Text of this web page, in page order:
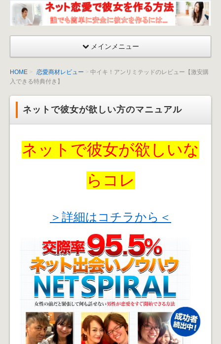
ネッ
ト恋
彼女
法〜
出会
い
方・
メインメニュー
HOME 恋愛商材レビュー
中イキ！アンリミテッドのレビュー【激安購
入できる特典付き】
ネットで彼女が欲しい方のマニュアル
ネットで彼女が欲しいな
らコレ
＞詳細はコチラから＜